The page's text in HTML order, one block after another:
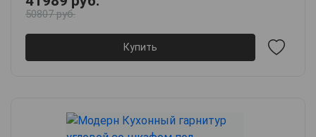
50807 руб.
Купить